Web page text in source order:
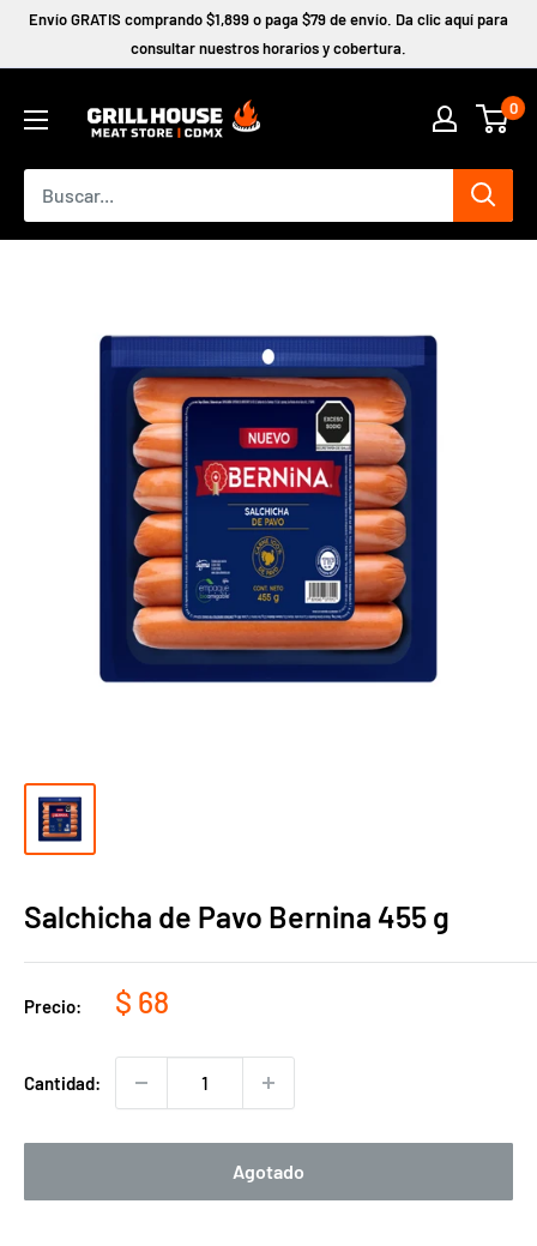
contenido
Envío GRATIS comprando $1,899 o paga $79 de envío. Da clic aquí para
consultar nuestros horarios y cobertura.
0
Salchicha de Pavo Bernina 455 g
Precio:
Precio
venta
$ 68
Cantidad:
Agotado